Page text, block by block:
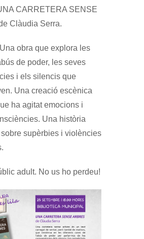
CARRETERA SENSE
Clàudia Serra.
obra que explora les
de poder, les seves
i els silencis que
Una creació escènica
ha agitat emocions i
Una història
supèrbies i violències
adult. No us ho perdeu!